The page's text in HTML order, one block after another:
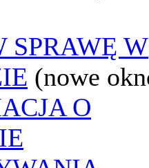
SPRAWĘ W
(nowe
O